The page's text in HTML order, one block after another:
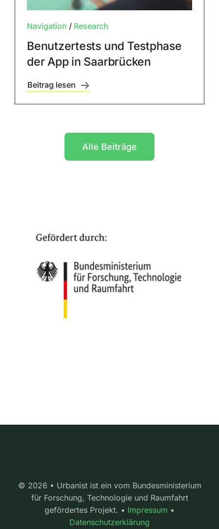
Navigation / Research
Benutzertests und Testphase
der App in Saarbrücken
Beitrag lesen
Alle Beiträge
© 2026 • Urbanist ist ein vom Bundesministerium
für Forschung, Technologie und Raumfahrt
gefördertes Projekt. • Impressum •
Datenschutzerklärung